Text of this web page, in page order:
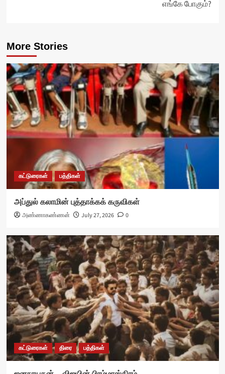
எங்கே போகும்?
More Stories
கட்டுரைகள் பத்திகள்
அப்துல் கலாமின் புத்தாக்கக் கருவிகள்
அண்ணாகண்ணன்
July 27, 2026 0
கட்டுரைகள் திரை பத்திகள்